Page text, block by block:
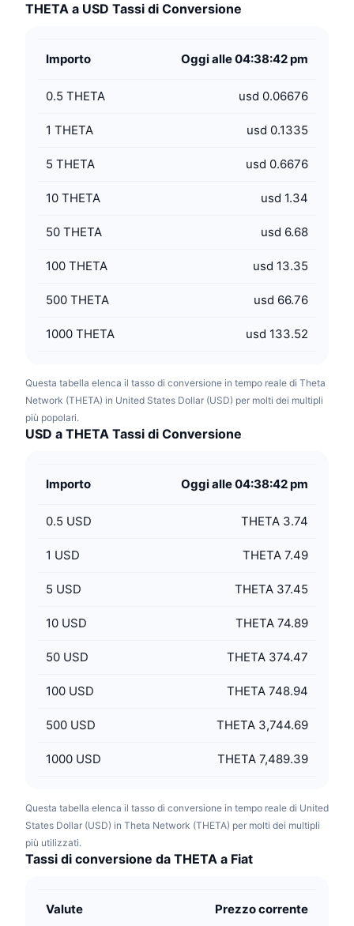
THETA a USD Tassi di Conversione
Importo Oggi alle 04:38:42 pm
0.5 THETA usd 0.06676
1 THETA usd 0.1335
5 THETA usd 0.6676
10 THETA usd 1.34
50 THETA usd 6.68
100 THETA usd 13.35
500 THETA usd 66.76
1000 THETA usd 133.52
Questa tabella elenca il tasso di conversione in tempo reale di Theta
Network (THETA) in United States Dollar (USD) per molti dei multipli
più popolari.
USD a THETA Tassi di Conversione
Importo Oggi alle 04:38:42 pm
0.5 USD THETA 3.74
1 USD THETA 7.49
5 USD THETA 37.45
10 USD THETA 74.89
50 USD THETA 374.47
100 USD THETA 748.94
500 USD THETA 3,744.69
1000 USD THETA 7,489.39
Questa tabella elenca il tasso di conversione in tempo reale di United
States Dollar (USD) in Theta Network (THETA) per molti dei multipli
più utilizzati.
Tassi di conversione da THETA a Fiat
Valute Prezzo corrente